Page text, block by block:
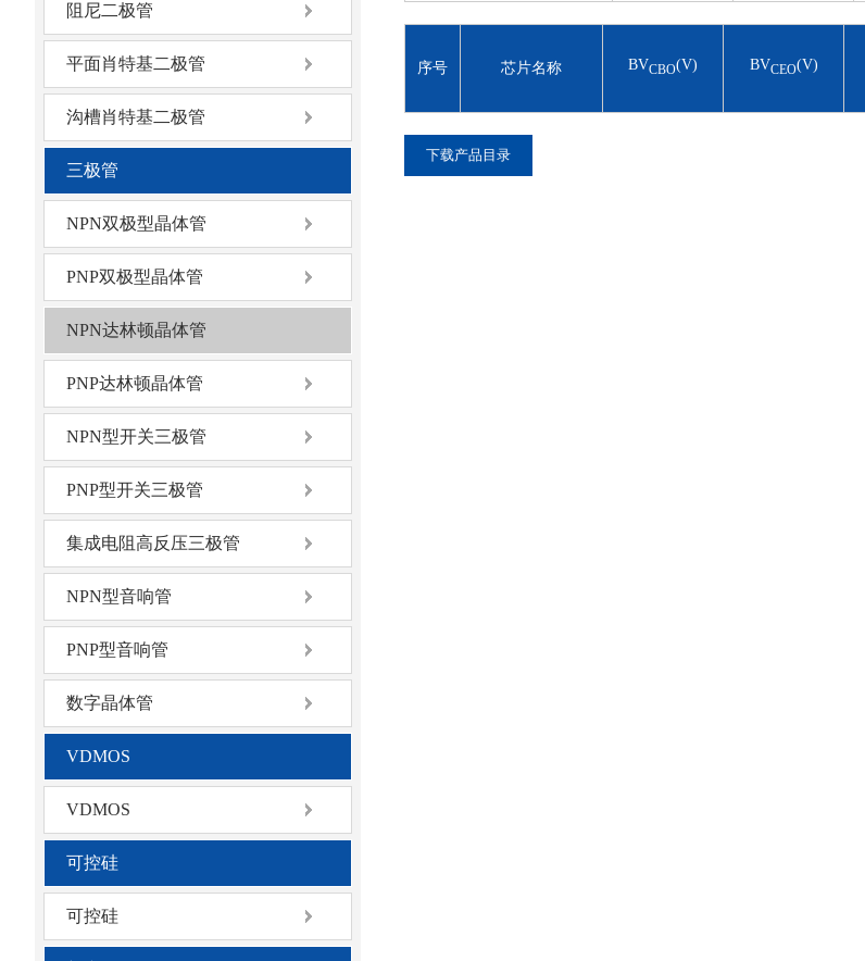
阻尼二极管
平面肖特基二极管
沟槽肖特基二极管
三极管
NPN双极型晶体管
PNP双极型晶体管
NPN达林顿晶体管
PNP达林顿晶体管
NPN型开关三极管
PNP型开关三极管
集成电阻高反压三极管
NPN型音响管
PNP型音响管
数字晶体管
VDMOS
VDMOS
可控硅
可控硅
序号 芯片名称 BVCBO(V) BVCEO(V)
下载产品目录